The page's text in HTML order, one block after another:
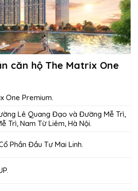
căn hộ The Matrix One
One Premium.
Lê Quang Đạo và Đường Mễ Trì,
Trì, Nam Từ Liêm, Hà Nội.
Phần Đầu Tư Mai Linh.